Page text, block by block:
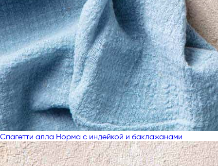
Спагетти алла Норма с индейкой и баклажанами